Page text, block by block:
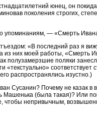
юнец, он
поколения строгих,
упоминаниям, — «Смерть
«В последний раз я
из них моей работы, «Смерть
полузамерзшие поляки
соответствует
распространялись изустно.)
Сусанин? Почему не казак в
(была такая)? Или
чтобы непривычным,